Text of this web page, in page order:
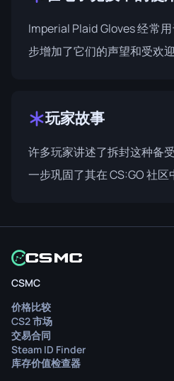
Imperial Plaid Gloves 经常
步增加了它们的声望和受欢迎
玩家故事
许多玩家讲述了拆封这种备
一步巩固了其在 CS:GO 社区
CSMC
价格比较
CS2 市场
交易合同
Steam ID Finder
库存价值检查器